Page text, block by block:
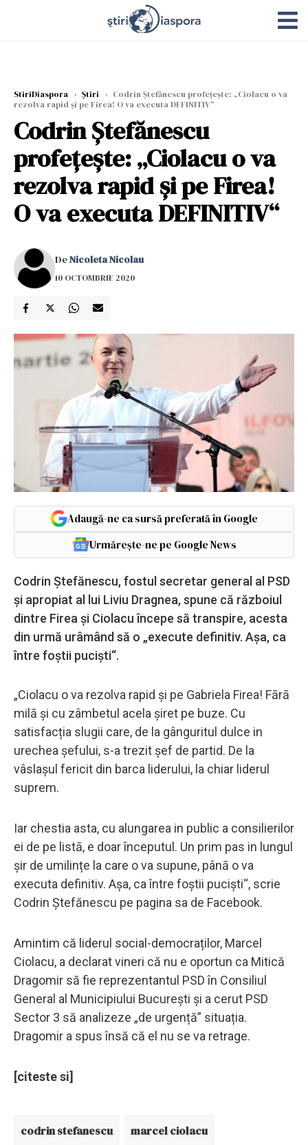
StiriDiaspora › Știri › Codrin Ștefănescu profețește: „Ciolacu o va
rezolva rapid și pe Firea! O va executa DEFINITIV“
Codrin Ștefănescu
profețește: „Ciolacu o va
rezolva rapid și pe Firea!
O va executa DEFINITIV“
DeNicoleta Nicolau
10 OCTOMBRIE 2020
Adaugă-ne ca sursă preferată în Google
Urmărește-ne pe Google News
Codrin Ștefănescu, fostul secretar general al PSD
și apropiat al lui Liviu Dragnea, spune că războiul
dintre Firea și Ciolacu începe să transpire, acesta
din urmă urâmând să o „execute definitiv. Așa, ca
între foștii puciști“.
„Ciolacu o va rezolva rapid și pe Gabriela Firea! Fārā
milā și cu zâmbetul acela șiret pe buze. Cu
satisfacția slugii care, de la gânguritul dulce in
urechea șefului, s-a trezit șef de partid. De la
vâslașul fericit din barca liderului, la chiar liderul
suprem.
Iar chestia asta, cu alungarea in public a consilierilor
ei de pe listā, e doar începutul. Un prim pas in lungul
șir de umilințe la care o va supune, pânā o va
executa definitiv. Așa, ca între foștii puciști“, scrie
Codrin Ștefănescu pe pagina sa de Facebook.
Amintim că liderul social-democraților, Marcel
Ciolacu, a declarat vineri că nu e oportun ca Mitică
Dragomir să fie reprezentantul PSD în Consiliul
General al Municipiului București și a cerut PSD
Sector 3 să analizeze „de urgență” situația.
Dragomir a spus însă că el nu se va retrage.
[citeste si]
codrin stefanescu marcel ciolacu